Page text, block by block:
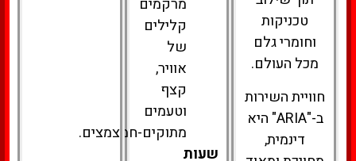
טכניקות
וחומרי גלם
מכל העולם.
חוויית השירות
ב-"ARIA" היא
דינמית,
קלילים
של
אוויר,
קצף
וטעמים
מתוקים-חמצמצים.
שעות